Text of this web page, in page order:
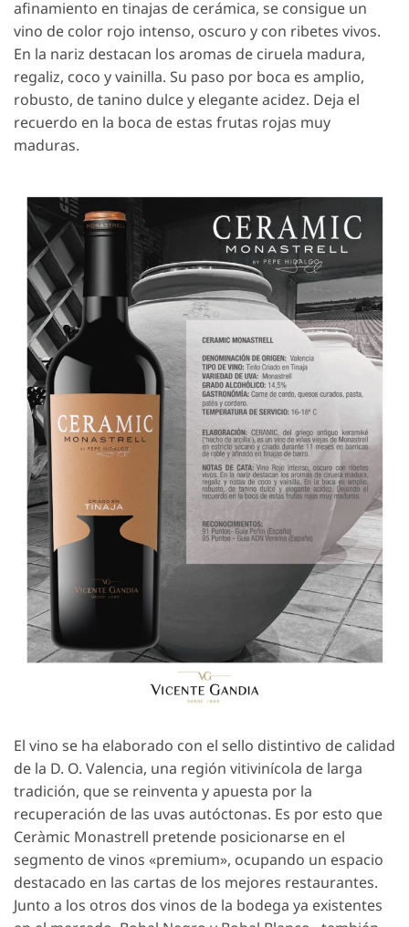
afinamiento en tinajas de cerámica, se consigue un
vino de color rojo intenso, oscuro y con ribetes vivos.
En la nariz destacan los aromas de ciruela madura,
regaliz, coco y vainilla. Su paso por boca es amplio,
robusto, de tanino dulce y elegante acidez. Deja el
recuerdo en la boca de estas frutas rojas muy
maduras.
El vino se ha elaborado con el sello distintivo de calidad
de la D. O. Valencia, una región vitivinícola de larga
tradición, que se reinventa y apuesta por la
recuperación de las uvas autóctonas. Es por esto que
Ceràmic Monastrell pretende posicionarse en el
segmento de vinos «premium», ocupando un espacio
destacado en las cartas de los mejores restaurantes.
Junto a los otros dos vinos de la bodega ya existentes